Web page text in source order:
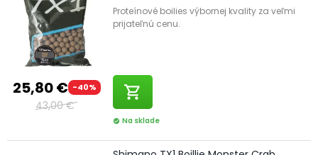
25,80 € -40%
43,00 €
Proteínové boilies výbornej kvality za veľmi
prijateľnú cenu.
shopping_cart
check_circle Na sklade